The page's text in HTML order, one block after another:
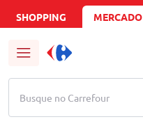
SHOPPING MERCADO
Busque no Carrefour